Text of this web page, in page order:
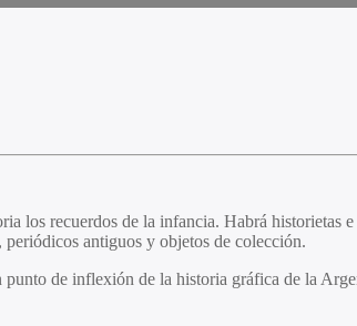
los recuerdos de la infancia. Habrá historietas
antiguos y objetos de colección.
de inflexión de la historia gráfica de la